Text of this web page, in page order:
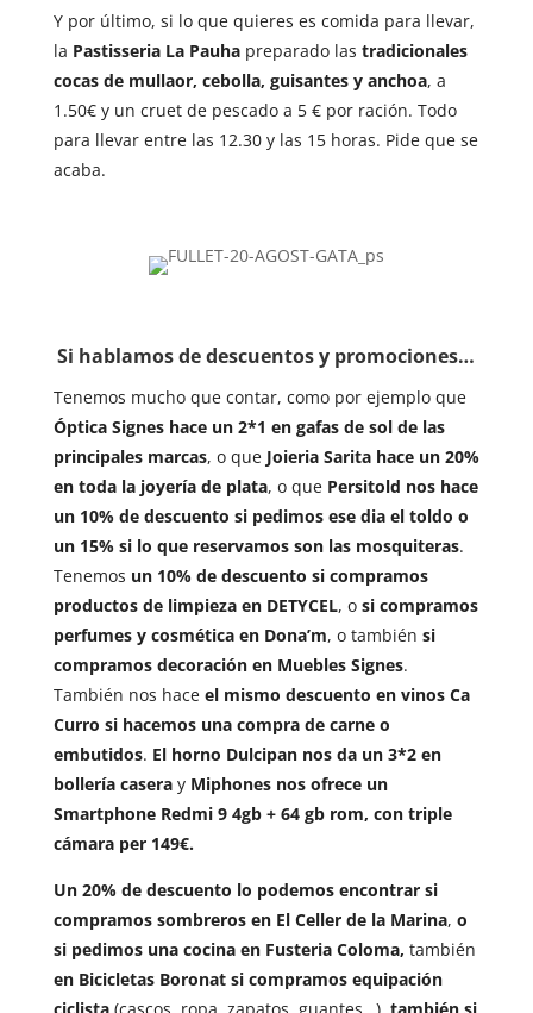
Y por último, si lo que quieres es comida para llevar,
la Pastisseria La Pauhapreparado las tradicionales
cocas de mullaor, cebolla, guisantes y anchoa, a
1.50€ y un cruet de pescado a 5 € por ración. Todo
para llevar entre las 12.30 y las 15 horas. Pide que se
acaba.
Si hablamos de descuentos y promociones…
Tenemos mucho que contar, como por ejemplo que
Óptica Signes hace un 2*1 en gafas de sol de las
principales marcas, o que Joieria Sarita hace un 20%
en toda la joyería de plata, o que Persitold nos hace
un 10% de descuento si pedimos ese dia el toldo o
un 15% si lo que reservamos son las mosquiteras.
Tenemos un 10% de descuento si compramos
productos de limpieza en DETYCEL, o si compramos
perfumes y cosmética en Dona’m, o también si
compramos decoración en Muebles Signes.
También nos hace el mismo descuento en vinos Ca
Curro si hacemos una compra de carne o
embutidos. El horno Dulcipan nos da un 3*2 en
bollería caseray Miphones nos ofrece un
Smartphone Redmi 9 4gb + 64 gb rom, con triple
cámara per 149€.
Un 20% de descuento lo podemos encontrar si
compramos sombreros en El Celler de la Marina, o
si pedimos una cocina en Fusteria Coloma, también
en Bicicletas Boronat si compramos equipación